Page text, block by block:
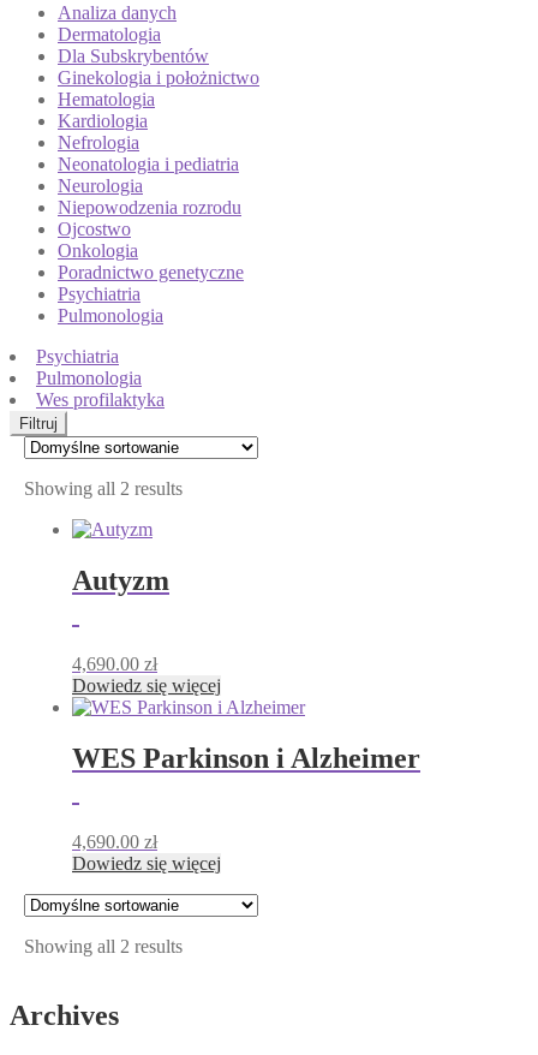
Analiza danych
Dermatologia
Dla Subskrybentów
Ginekologia i położnictwo
Hematologia
Kardiologia
Nefrologia
Neonatologia i pediatria
Neurologia
Niepowodzenia rozrodu
Ojcostwo
Onkologia
Poradnictwo genetyczne
Psychiatria
Pulmonologia
Psychiatria
Pulmonologia
Wes profilaktyka
Filtruj
Showing all 2 results
Autyzm
4,690.00 zł
Dowiedz się więcej
WES Parkinson i Alzheimer
4,690.00 zł
Dowiedz się więcej
Showing all 2 results
Archives